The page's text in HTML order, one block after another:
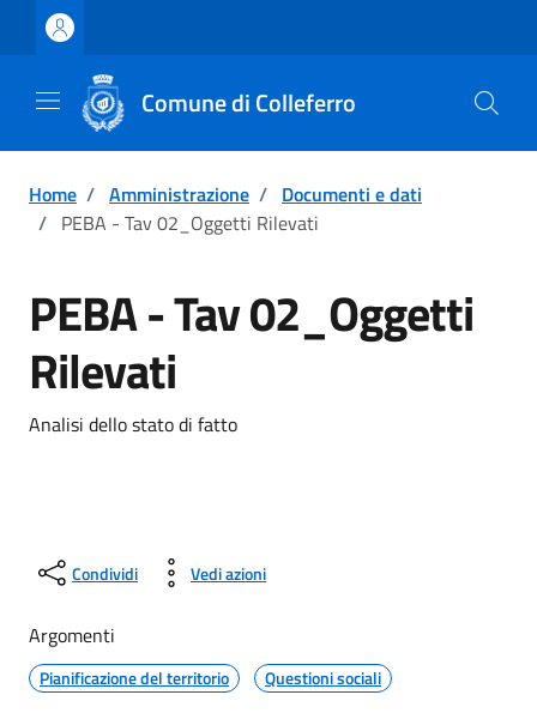
Vai ai contenuti
Vai al footer
Comune di Colleferro
Home / Amministrazione / Documenti e dati
/ PEBA - Tav 02_Oggetti Rilevati
PEBA - Tav 02_Oggetti
Rilevati
Analisi dello stato di fatto
Condividi Vedi azioni
Argomenti
Pianificazione del territorio Questioni sociali